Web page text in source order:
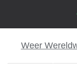
Weer